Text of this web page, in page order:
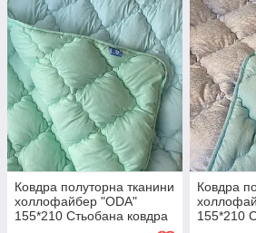
Ковдра полуторна тканини
холлофайбер "ODA"
155*210 Стьобана ковдра
Ковдра
155*210